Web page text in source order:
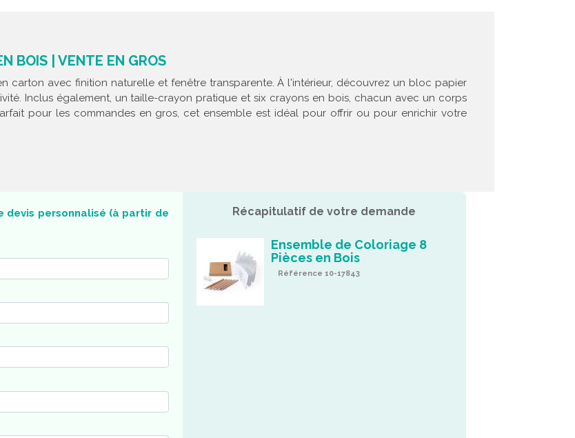
BOIS | VENTE EN GROS
carton avec finition naturelle et fenêtre transparente. À l'intérieur, découvrez un bloc papier
Inclus également, un taille-crayon pratique et six crayons en bois, chacun avec un corps
pour les commandes en gros, cet ensemble est idéal pour offrir ou pour enrichir votre
devis personnalisé (à partir de
Récapitulatif de votre demande
Ensemble de Coloriage 8
Pièces en Bois
Référence 10-17843